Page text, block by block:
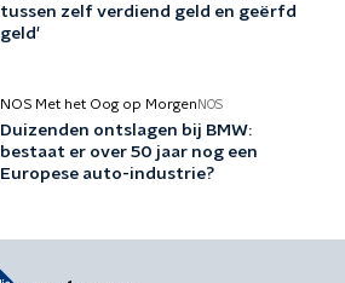
tussen zelf verdiend geld en geërfd
geld'
NOS Met het Oog op Morgen NOS
Duizenden ontslagen bij BMW:
bestaat er over 50 jaar nog een
Europese auto-industrie?